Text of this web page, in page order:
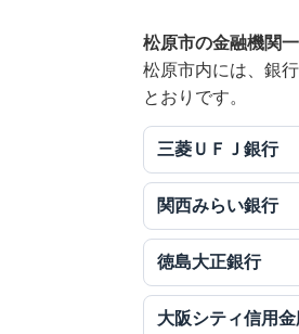
松原市の金融機関
松原市内には、銀
とおりです。
三菱ＵＦＪ銀行
関西みらい銀行
徳島大正銀行
大阪シティ信用金